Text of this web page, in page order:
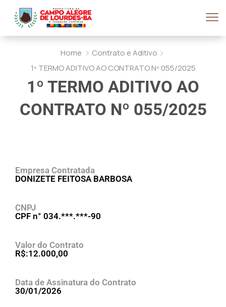
Home
Contrato e Aditivo
1º TERMO ADITIVO AO CONTRATO Nº 055/2025
1º TERMO ADITIVO AO
CONTRATO Nº 055/2025
Empresa Contratada
DONIZETE FEITOSA BARBOSA
CNPJ
CPF n° 034.***.***-90
Valor do Contrato
R$:12.000,00
Data de Assinatura do Contrato
30/01/2026